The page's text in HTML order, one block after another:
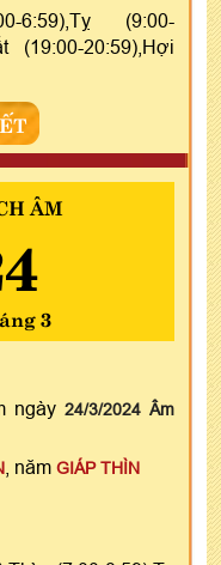
6:59),Tỵ (9:00-
(19:00-20:59),Hợi
ÂM
3
ngày24/3/2024 Âm
, năm GIÁP THÌN